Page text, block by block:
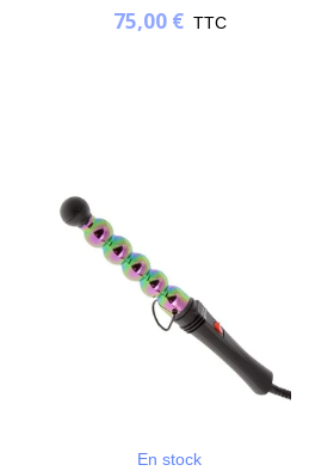
75,00 € TTC
En stock